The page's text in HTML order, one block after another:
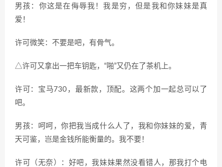
男孩：你这是在侮辱我！我是穷，但是我和你妹妹是真
爱！
许可微笑：不要是吧，有骨气。
△许可又拿出一把车钥匙， “啪 ”又仍在了茶机上。
许可：宝马 730 ，最新款，顶配。这两个加一起总可以了
吧。
男孩：呵呵，你把我当成什么人了，我和你妹妹的爱，青
天可鉴，岂是金钱所能衡量的。我不要！
许可（无奈）：好吧，我妹妹果然没看错人，那我打个电